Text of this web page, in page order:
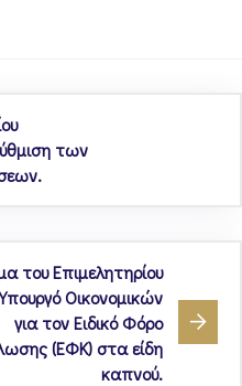
των
του Επιμελητηρίου
Οικονομικών
για τον Ειδικό Φόρο
(ΕΦΚ) στα είδη
καπνού.